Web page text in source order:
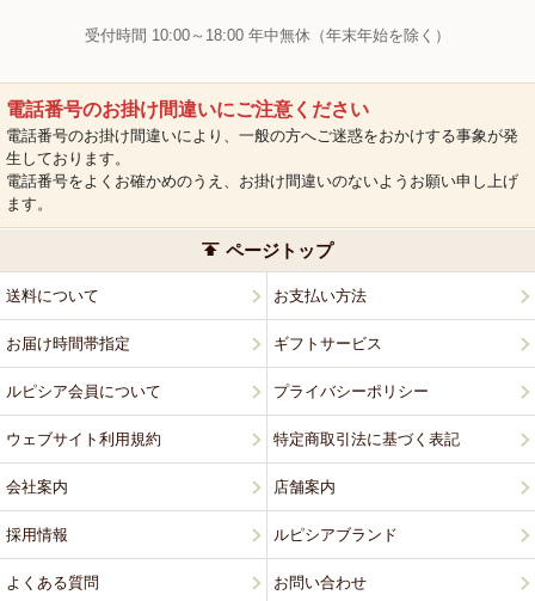
受付時間 10:00～18:00 年中無休（年末年始を除く）
電話番号のお掛け間違いにご注意ください
電話番号のお掛け間違いにより、一般の方へご迷惑をおかけする事象が発
生しております。
電話番号をよくお確かめのうえ、お掛け間違いのないようお願い申し上げ
ます。
ページトップ
送料について お支払い方法
お届け時間帯指定 ギフトサービス
ルピシア会員について プライバシーポリシー
ウェブサイト利用規約 特定商取引法に基づく表記
会社案内 店舗案内
採用情報 ルピシアブランド
よくある質問 お問い合わせ